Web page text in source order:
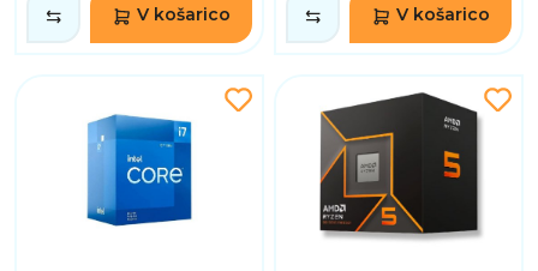
V košarico V košarico